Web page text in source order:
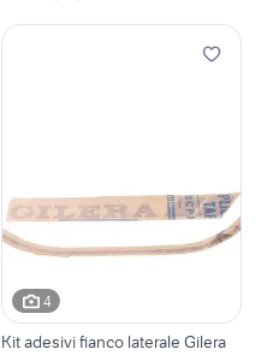
4
Kit adesivi fianco laterale Gilera